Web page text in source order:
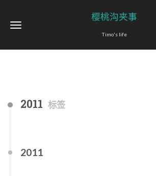
樱桃沟夹事
Timo's life
2011 标签
2011